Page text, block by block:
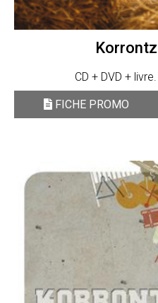
CD + DVD +
FICHE PROMO